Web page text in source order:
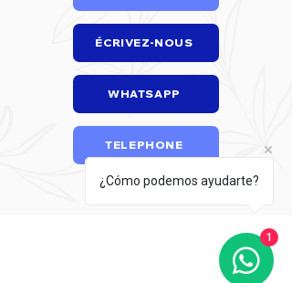
ÉCRIVEZ-NOUS
WHATSAPP
TELEPHONE
¿Cómo podemos ayudarte?
1